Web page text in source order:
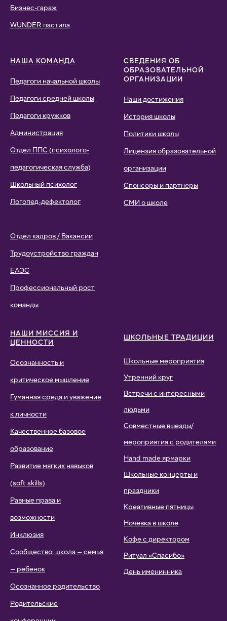
Бизнес-гараж
WUNDER пастила
НАША КОМАНДА
Педагоги начальной школы
Педагоги средней школы
Педагоги кружков
Администрация
Отдел ППС (психолого-
педагогическая служба)
Школьный психолог
Логопед-дефектолог
Отдел кадров / Вакансии
Трудоустройство граждан
ЕАЭС
Профессиональный рост
команды
СВЕДЕНИЯ ОБ
ОБРАЗОВАТЕЛЬНОЙ
ОРГАНИЗАЦИИ
Наши достижения
История школы
Политики школы
Лицензия образовательной
организации
Спонсоры и партнеры
СМИ о школе
НАШИ МИССИЯ И
ЦЕННОСТИ
Осознанность и
критическое мышление
Гуманная среда и уважение
к личности
Качественное базовое
образование
Развитие мягких навыков
(soft skills)
Равные права и
возможности
Инклюзия
Сообщество: школа — семья
— ребенок
Осознанное родительство
Родительские
ШКОЛЬНЫЕ ТРАДИЦИИ
Школьные мероприятия
Утренний круг
Встречи с интересными
людьми
Совместные выезды/
мероприятия с родителями
Hand made ярмарки
Школьные концерты и
праздники
Креативные пятницы
Ночевка в школе
Кофе с директором
Ритуал «Спасибо»
День именинника